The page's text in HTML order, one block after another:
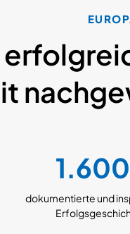
dokumentierte und